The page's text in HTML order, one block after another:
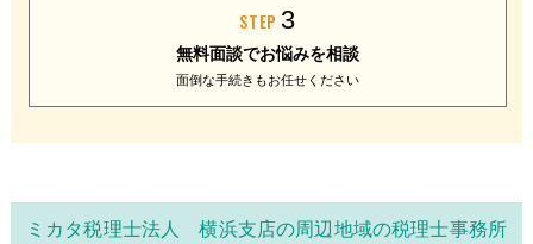
STEP 3
無料面談でお悩みを相談
面倒な手続きもお任せください
ミカタ税理士法人 横浜支店の周辺地域の税理士事務所